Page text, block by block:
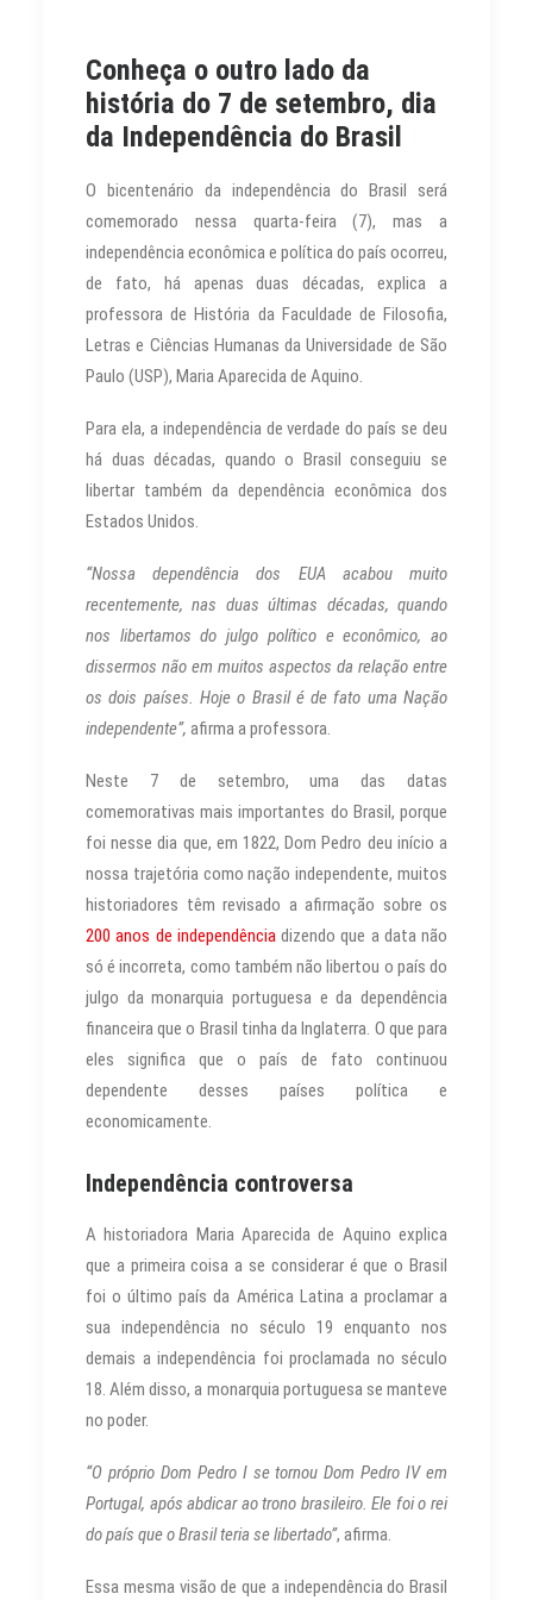
Conheça o outro lado da
história do 7 de setembro, dia
da Independência do Brasil
O bicentenário da independência do Brasil será
comemorado nessa quarta-feira (7), mas a
independência econômica e política do país ocorreu,
de fato, há apenas duas décadas, explica a
professora de História da Faculdade de Filosofia,
Letras e Ciências Humanas da Universidade de São
Paulo (USP), Maria Aparecida de Aquino.
Para ela, a independência de verdade do país se deu
há duas décadas, quando o Brasil conseguiu se
libertar também da dependência econômica dos
Estados Unidos.
“Nossa dependência dos EUA acabou muito
recentemente, nas duas últimas décadas, quando
nos libertamos do julgo político e econômico, ao
dissermos não em muitos aspectos da relação entre
os dois países. Hoje o Brasil é de fato uma Nação
independente”, afirma a professora.
Neste 7 de setembro, uma das datas
comemorativas mais importantes do Brasil, porque
foi nesse dia que, em 1822, Dom Pedro deu início a
nossa trajetória como nação independente, muitos
historiadores têm revisado a afirmação sobre os
200 anos de independênciadizendo que a data não
só é incorreta, como também não libertou o país do
julgo da monarquia portuguesa e da dependência
financeira que o Brasil tinha da Inglaterra. O que para
eles significa que o país de fato continuou
dependente desses países política e
economicamente.
Independência controversa
A historiadora Maria Aparecida de Aquino explica
que a primeira coisa a se considerar é que o Brasil
foi o último país da América Latina a proclamar a
sua independência no século 19 enquanto nos
demais a independência foi proclamada no século
18. Além disso, a monarquia portuguesa se manteve
no poder.
“O próprio Dom Pedro I se tornou Dom Pedro IV em
Portugal, após abdicar ao trono brasileiro. Ele foi o rei
do país que o Brasil teria se libertado”, afirma.
Essa mesma visão de que a independência do Brasil